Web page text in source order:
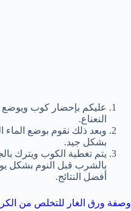
عليكم بإحضار كوب
النعناع.
وبعد ذلك نقوم بوضع الماء
بشكل جيد.
يتم تغطية الكوب ويترك
بالشرب قبل النوم
أفضل النتائج.
وصفة ورق الغار للتخلص من